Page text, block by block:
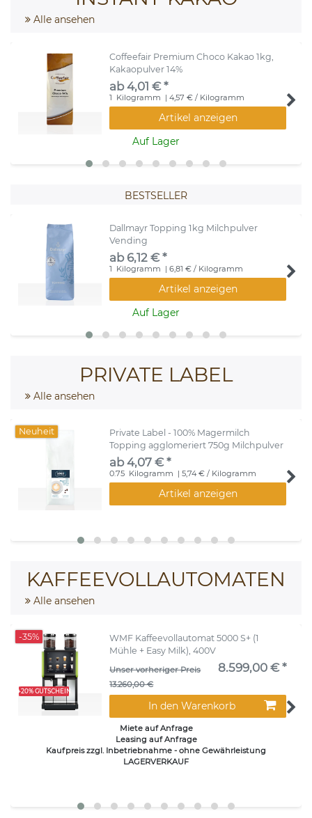
Alle ansehen
Coffeefair Premium Choco Kakao 1kg,
Kakaopulver 14%
ab 4,01 € *
1 Kilogramm | 4,57 € / Kilogramm
Artikel anzeigen
Auf Lager
BESTSELLER
Dallmayr Topping 1kg Milchpulver
Vending
ab 6,12 € *
1 Kilogramm | 6,81 € / Kilogramm
Artikel anzeigen
Auf Lager
PRIVATE LABEL
Alle ansehen
Neuheit
Private Label - 100% Magermilch
Topping agglomeriert 750g Milchpulver
ab 4,07 € *
0.75 Kilogramm | 5,74 € / Kilogramm
Artikel anzeigen
KAFFEEVOLLAUTOMATEN
Alle ansehen
+20% GUTSCHEIN
-35%
WMF Kaffeevollautomat 5000 S+ (1
Mühle + Easy Milk), 400V
Unser vorheriger Preis
13.260,00 €
8.599,00 € *
In den Warenkorb
Miete auf Anfrage
Leasing auf Anfrage
Kaufpreis zzgl. Inbetriebnahme - ohne Gewährleistung
LAGERVERKAUF